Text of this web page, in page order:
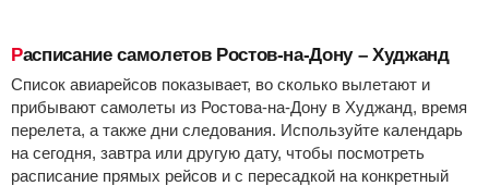
Расписание самолетов Ростов-на-Дону – Худжанд
Список авиарейсов показывает, во сколько вылетают и
прибывают самолеты из Ростова-на-Дону в Худжанд, время
перелета, а также дни следования. Используйте календарь
на сегодня, завтра или другую дату, чтобы посмотреть
расписание прямых рейсов и с пересадкой на конкретный